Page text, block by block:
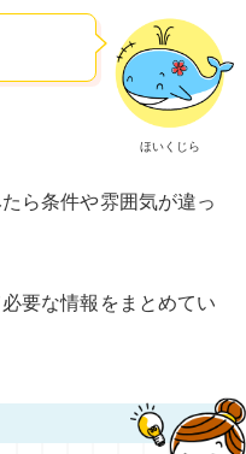
ほいくじら
ら条件や雰囲気が違っ
要な情報をまとめてい